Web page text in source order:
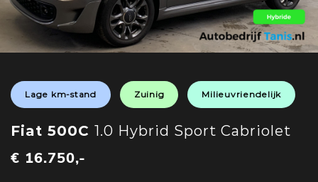
Lage km-stand Zuinig Milieuvriendelijk
Fiat 500C 1.0 Hybrid Sport Cabriolet
€ 16.750,-